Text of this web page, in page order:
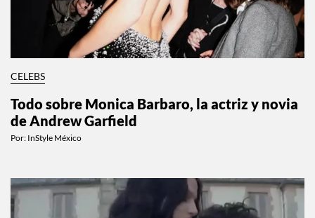
CELEBS
Todo sobre Monica Barbaro, la actriz y novia
de Andrew Garfield
Por: InStyle México